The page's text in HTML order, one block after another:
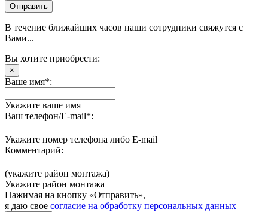
Отправить
В течение ближайших часов наши сотрудники свяжутся с
Вами...
Вы хотите приобрести:
×
Ваше имя*:
Укажите ваше имя
Ваш телефон/E-mail*:
Укажите номер телефона либо E-mail
Комментарий:
(укажите район монтажа)
Укажите район монтажа
Нажимая на кнопку «Отправить»,
я даю свое согласие на обработку персональных данных